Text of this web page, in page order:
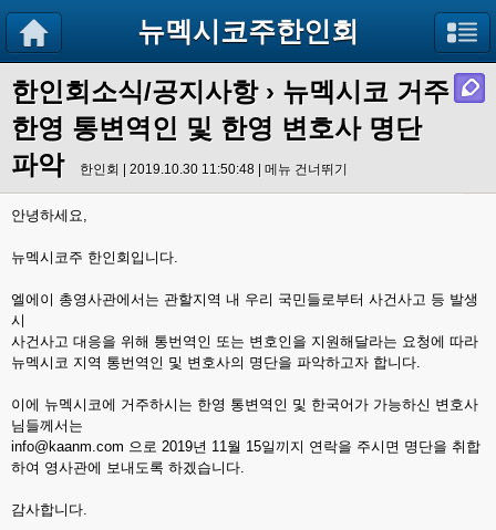
뉴멕시코주한인회
한인회소식/공지사항› 뉴멕시코 거주
한영 통변역인 및 한영 변호사 명단
파악
한인회 | 2019.10.30 11:50:48 | 메뉴 건너뛰기
안녕하세요,
뉴멕시코주 한인회입니다.
엘에이 총영사관에서는 관할지역 내 우리 국민들로부터 사건사고 등 발생
시
사건사고 대응을 위해 통번역인 또는 변호인을 지원해달라는 요청에 따라
뉴멕시코 지역 통번역인 및 변호사의 명단을 파악하고자 합니다.
이에 뉴멕시코에 거주하시는 한영 통변역인 및 한국어가 가능하신 변호사
님들께서는
info@kaanm.com 으로 2019년 11월 15일끼지 연락을 주시면 명단을 취합
하여 영사관에 보내도록 하겠습니다.
감사합니다.